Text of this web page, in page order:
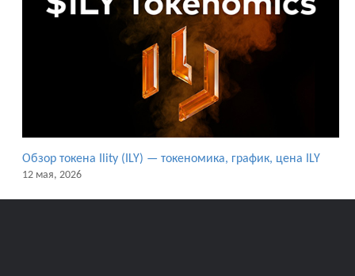
Обзор токена Ility (ILY) — токеномика, график, цена ILY
12 мая, 2026